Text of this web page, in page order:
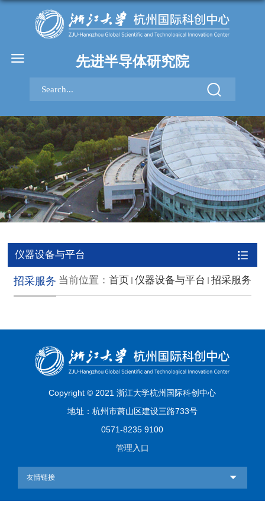
先进半导体研究院
仪器设备与平台
当前位置： 首页 仪器设备与平台 招采服务
招采服务
Copyright © 2021 浙江大学杭州国际科创中心
地址：杭州市萧山区建设三路733号
0571-8235 9100
管理入口
友情链接